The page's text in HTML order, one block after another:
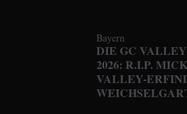
Bayern
DIE GC
2026: R.I.P.
VALLEY-